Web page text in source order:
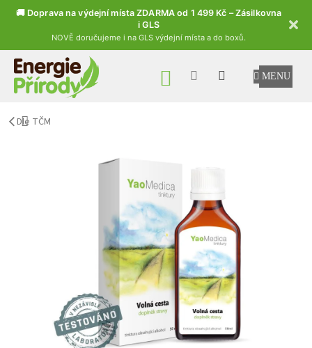
🚚 Doprava na výdejní místa ZDARMA od 1 499 Kč – Zásilkovna
i GLS
NOVĚ doručujeme i na GLS výdejní místa a do boxů.
Přejít na obsah
NÁKUPNÍ KOŠÍK
Dle TČM